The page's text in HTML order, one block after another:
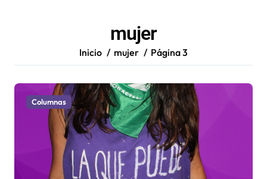
mujer
Inicio mujer Página 3
Columnas